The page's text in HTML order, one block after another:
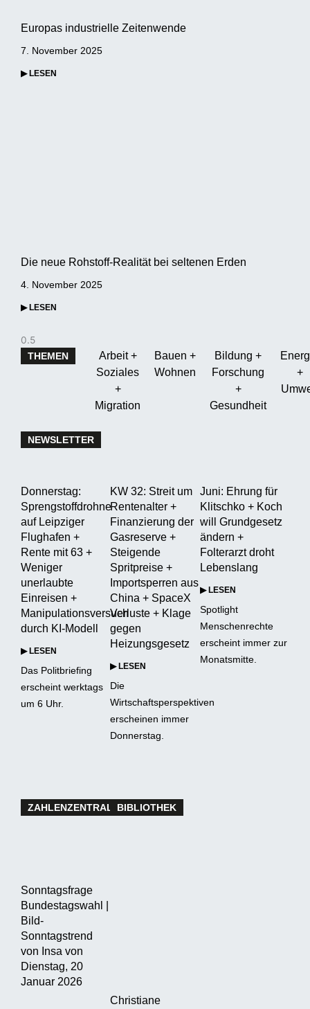
Europas industrielle Zeitenwende
7. November 2025
▶ LESEN
Die neue Rohstoff-Realität bei seltenen Erden
4. November 2025
▶ LESEN
THEMEN
Arbeit +
Soziales
+
Migration
Bauen +
Wohnen
Bildung +
Forschung
+
Gesundheit
+
NEWSLETTER
Donnerstag:
Sprengstoffdrohne
auf Leipziger
Flughafen +
Rente mit 63 +
Weniger
unerlaubte
Einreisen +
Manipulationsversuch
durch KI-Modell
▶ LESEN
Das Politbriefing
erscheint werktags
um 6 Uhr.
KW 32: Streit um
Rentenalter +
Finanzierung der
Gasreserve +
Steigende
Spritpreise +
Importsperren aus
China + SpaceX
Verluste + Klage
gegen
Heizungsgesetz
▶ LESEN
Die
Wirtschaftsperspektiven
erscheinen immer
Donnerstag.
Juni: Ehrung für
Klitschko + Koch
will Grundgesetz
ändern +
Folterarzt droht
Lebenslang
▶ LESEN
Spotlight
Menschenrechte
erscheint immer zur
Monatsmitte.
ZAHLENZENTRALE
Sonntagsfrage
Bundestagswahl |
Bild-
Sonntagstrend
von Insa von
Dienstag, 20
Januar 2026
BIBLIOTHEK
Christiane